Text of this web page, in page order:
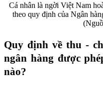
Cá nhân là ngời Việt Nam
theo quy định của Ngân
Quy định về thu -
ngân hàng được
nào?